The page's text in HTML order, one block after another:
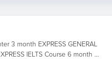
3 month EXPRESS GENERAL
IELTS Course 6 month ...